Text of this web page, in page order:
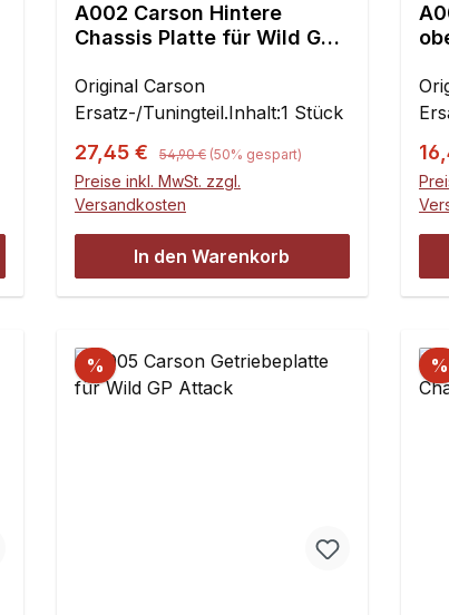
A002 Carson Hintere
Chassis Platte für Wild GP
Original Carson
Ersatz-/Tuningteil.Inhalt:1 Stück
Verkaufspreis:
27,45 € Regulärer Preis:
54,90 € (50% gespart)
Preise inkl. MwSt. zzgl.
Versandkosten
In den Warenkorb
% %